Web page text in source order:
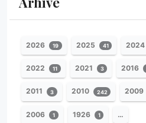
2026 19 2025 41 2024
2022 11 2021 3 2016
2011 3 2010 242 2009
2006 1 1926 1 …